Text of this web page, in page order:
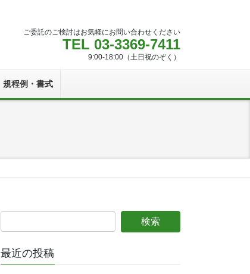
ご委託のご検討はお気軽にお問い合わせください
TEL 03-3369-7411
9:00-18:00（土日祝のぞく）
規程例・書式
最近の投稿